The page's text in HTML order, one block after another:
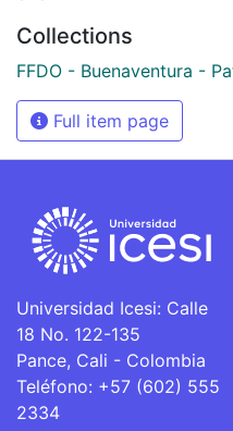
Collections
FFDO - Buenaventura -
Full item page
Universidad Icesi: Calle
18 No. 122-135
Pance, Cali - Colombia
Teléfono: +57 (602) 555
2334